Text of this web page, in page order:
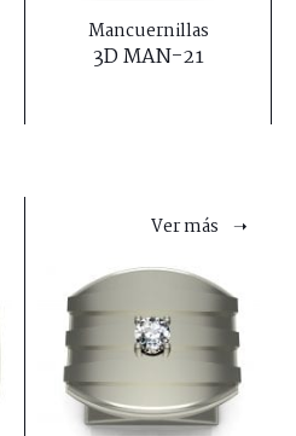
Mancuernillas
3D MAN-21
Ver más ➝